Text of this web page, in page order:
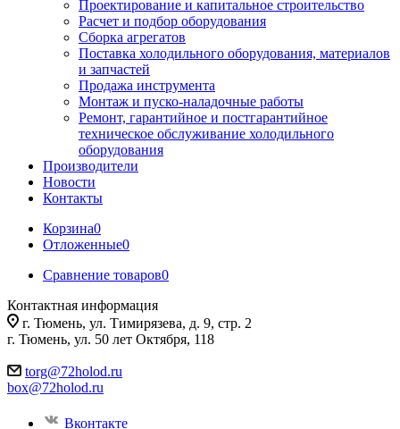
Проектирование и капитальное строительство
Расчет и подбор оборудования
Сборка агрегатов
Поставка холодильного оборудования, материалов
и запчастей
Продажа инструмента
Монтаж и пуско-наладочные работы
Ремонт, гарантийное и постгарантийное
техническое обслуживание холодильного
оборудования
Производители
Новости
Контакты
Корзина0
Отложенные0
Сравнение товаров0
Контактная информация
г. Тюмень, ул. Тимирязева, д. 9, стр. 2
г. Тюмень, ул. 50 лет Октября, 118
torg@72holod.ru
box@72holod.ru
Вконтакте